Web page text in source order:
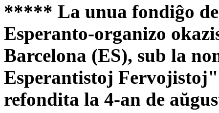
***** La unua fondiĝo
Esperanto-organizo
Barcelona (ES), sub la
Esperantistoj
refondita la 4-an de